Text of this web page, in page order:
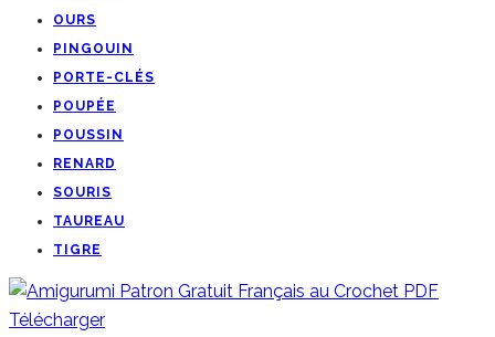
OURS
PINGOUIN
PORTE-CLÉS
POUPÉE
POUSSIN
RENARD
SOURIS
TAUREAU
TIGRE